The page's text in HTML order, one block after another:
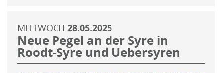
MITTWOCH 28.05.2025
Neue Pegel an der Syre in
Roodt-Syre und Uebersyren